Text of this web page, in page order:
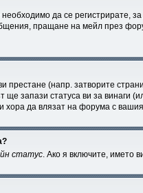
да се регистрирате,
пращане на мейл през
престане (напр. затворите
ще запази статуса ви за винаги
хора да влязат на форума с
статус. Ако я включите, името